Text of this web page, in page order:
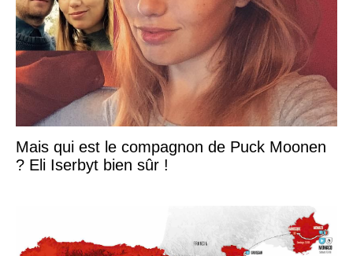
Mais qui est le compagnon de Puck Moonen
? Eli Iserbyt bien sûr !